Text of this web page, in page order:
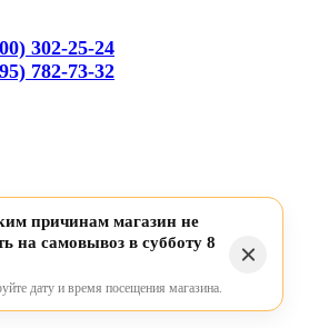
302-25-24
782-73-32
причинам магазин не
на самовывоз в субботу 8
дату и время посещения магазина.